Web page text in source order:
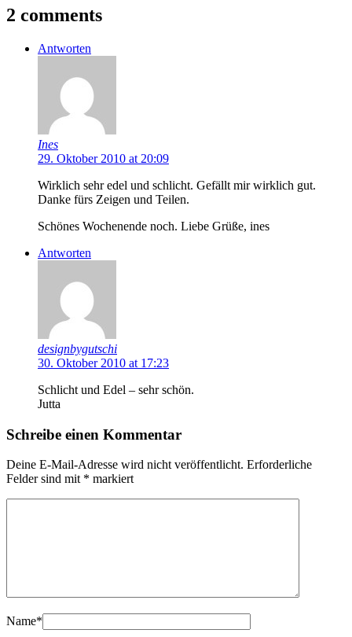
2 comments
Antworten
Ines
29. Oktober 2010 at 20:09
Wirklich sehr edel und schlicht. Gefällt mir wirklich gut.
Danke fürs Zeigen und Teilen.
Schönes Wochenende noch. Liebe Grüße, ines
Antworten
designbygutschi
30. Oktober 2010 at 17:23
Schlicht und Edel – sehr schön.
Jutta
Schreibe einen Kommentar
Deine E-Mail-Adresse wird nicht veröffentlicht. Erforderliche
Felder sind mit * markiert
Name*